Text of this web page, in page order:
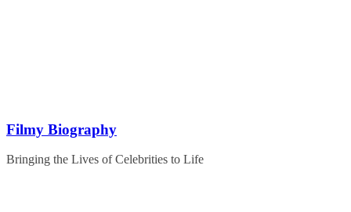
Filmy Biography
Bringing the Lives of Celebrities to Life